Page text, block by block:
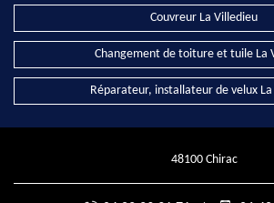
Couvreur La Villedieu
Changement de toiture et tuile La
Réparateur, installateur de velux
48100 Chirac